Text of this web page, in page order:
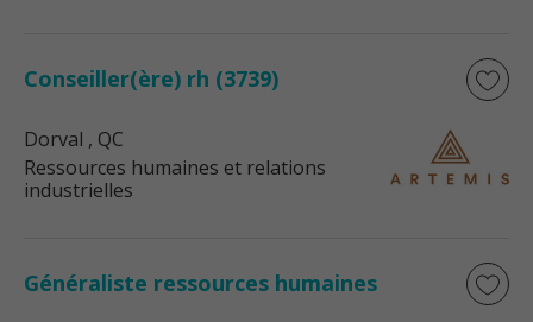
Conseiller(ère) rh (3739)
Dorval , QC
Ressources humaines et relations
industrielles
Généraliste ressources humaines